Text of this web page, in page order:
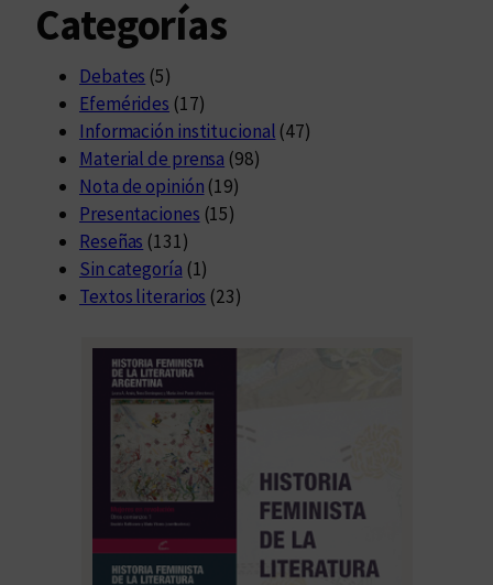
Categorías
Debates (5)
Efemérides (17)
Información institucional (47)
Material de prensa (98)
Nota de opinión (19)
Presentaciones (15)
Reseñas (131)
Sin categoría (1)
Textos literarios (23)